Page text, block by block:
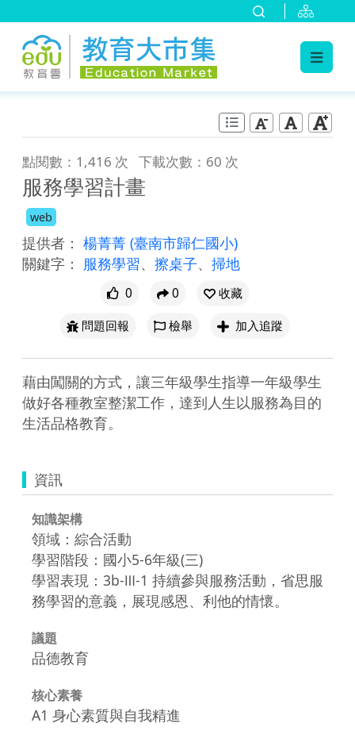
點閱數：1,416 次 下載次數：60 次
服務學習計畫
web
提供者： 楊菁菁 (臺南市歸仁國小)
關鍵字：
服務學習、 擦桌子、 掃地
0 0
收藏
問題回報
檢舉 加入追蹤
藉由闖關的方式，讓三年級學生指導一年級學生
做好各種教室整潔工作，達到人生以服務為目的
生活品格教育。
資訊
知識架構
領域：綜合活動
學習階段：國小5-6年級(三)
學習表現：3b-Ⅲ-1 持續參與服務活動，省思服
務學習的意義，展現感恩、利他的情懷。
議題
品德教育
核心素養
A1 身心素質與自我精進